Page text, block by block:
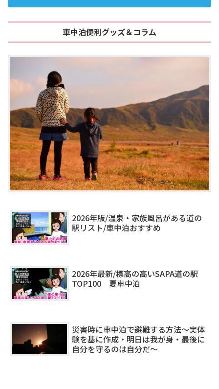
車中泊便利グッズ＆コラム
2026年版/温泉・家族風呂がある道の
駅リスト/車中泊おすすめ
2026年最新/標高の高いSAPA道の駅
TOP100 夏車中泊
災害時に車中泊で避難する方法～実体
験を基に作成・明日は我が身・最後に
自分を守るのは自分だ～